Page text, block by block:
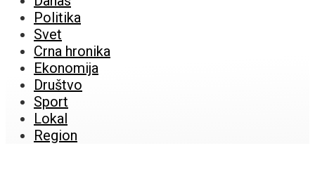
Politika
Svet
Crna hronika
Ekonomija
Društvo
Sport
Lokal
Region